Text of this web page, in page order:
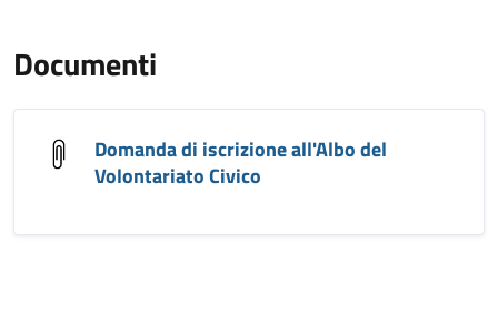
Documenti
Domanda di iscrizione all'Albo del
Volontariato Civico